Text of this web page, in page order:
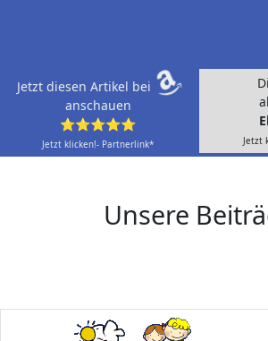
Jetzt diesen Artikel bei
anschauen
⭐⭐⭐⭐⭐
Jetzt klicken!- Partnerlink* Jetzt
Unsere